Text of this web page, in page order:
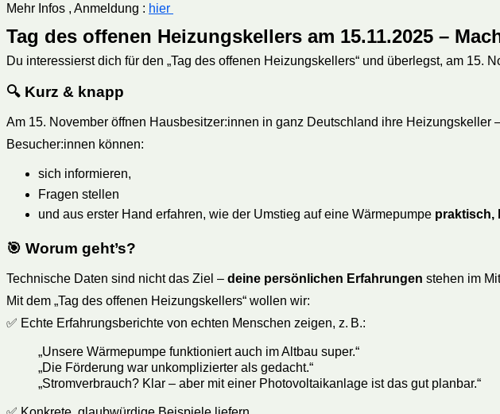
Mehr Infos , Anmeldung : hier
Tag des offenen Heizungskellers am 15.11.2025 –
Du interessierst dich für den „Tag des offenen Heizungskellers“ und überlegst, am
🔍 Kurz & knapp
Am 15. November öffnen Hausbesitzer:innen in ganz Deutschland ihre Heizungskeller
Besucher:innen können:
sich informieren,
Fragen stellen
und aus erster Hand erfahren, wie der Umstieg auf eine Wärmepumpe praktisch,
🎯 Worum geht’s?
Technische Daten sind nicht das Ziel – deine persönlichen Erfahrungen stehen im
Mit dem „Tag des offenen Heizungskellers“ wollen wir:
✅ Echte Erfahrungsberichte von echten Menschen zeigen, z. B.:
„Unsere Wärmepumpe funktioniert auch im Altbau super.“
„Die Förderung war unkomplizierter als gedacht.“
„Stromverbrauch? Klar – aber mit einer Photovoltaikanlage ist das gut planbar.“